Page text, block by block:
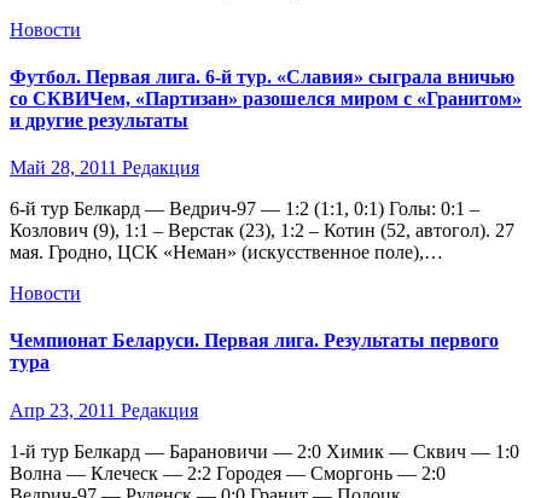
Новости
Футбол. Первая лига. 6-й тур. «Славия» сыграла вничью
со СКВИЧем, «Партизан» разошелся миром с «Гранитом»
и другие результаты
Май 28, 2011 Редакция
6-й тур Белкард — Ведрич-97 — 1:2 (1:1, 0:1) Голы: 0:1 –
Козлович (9), 1:1 – Верстак (23), 1:2 – Котин (52, автогол). 27
мая. Гродно, ЦСК «Неман» (искусственное поле),…
Новости
Чемпионат Беларуси. Первая лига. Результаты первого
тура
Апр 23, 2011 Редакция
1-й тур Белкард — Барановичи — 2:0 Химик — Сквич — 1:0
Волна — Клеческ — 2:2 Городея — Сморгонь — 2:0